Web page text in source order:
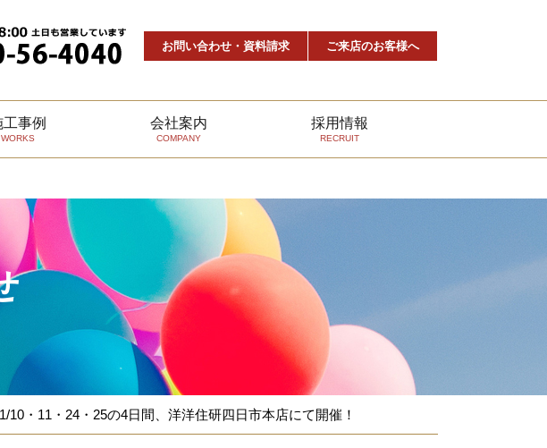
wordpress/wp-includes/post-template.phpon line293
ご来店のお客様へ
お問い合わせ・資料請求
工事例
WORKS
会社案内
COMPANY
採用情報
RECRUIT
・11・24・25の4日間、洋洋住研四日市本店にて開催！